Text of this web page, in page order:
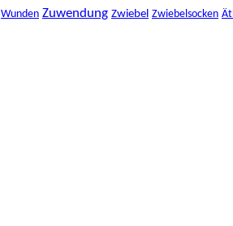
Wunden Zuwendung Zwiebel Zwiebelsocken